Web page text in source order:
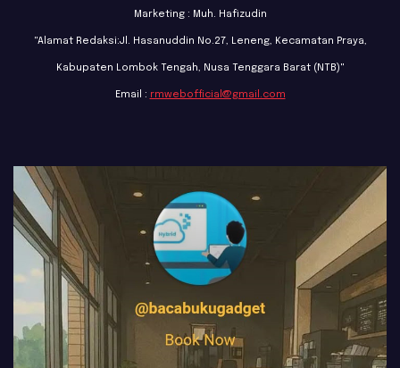
Marketing : Muh. Hafizudin
"Alamat Redaksi:Jl. Hasanuddin No.27, Leneng, Kecamatan Praya,
Kabupaten Lombok Tengah, Nusa Tenggara Barat (NTB)"
Email : rmwebofficial@gmail.com